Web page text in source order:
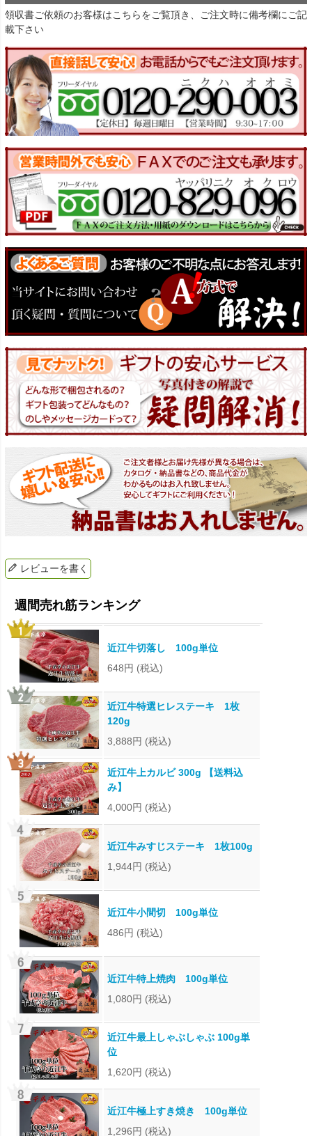
領収書ご依頼のお客様はこちらをご覧頂き、ご注文時に備考欄にご記
載下さい
レビューを書く
近江牛切落し 100g単位
648円 (税込)
近江牛特選ヒレステーキ 1枚
120g
3,888円 (税込)
近江牛上カルビ 300g 【送料込
み】
4,000円 (税込)
近江牛みすじステーキ 1枚100g
1,944円 (税込)
近江牛小間切 100g単位
486円 (税込)
近江牛特上焼肉 100g単位
1,080円 (税込)
近江牛最上しゃぶしゃぶ 100g単
位
1,620円 (税込)
近江牛極上すき焼き 100g単位
1,296円 (税込)